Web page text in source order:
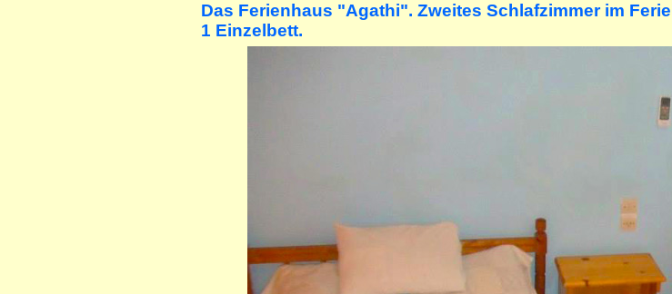
Das Ferienhaus "Agathi". Zweites Schlafzimmer im
1 Einzelbett.